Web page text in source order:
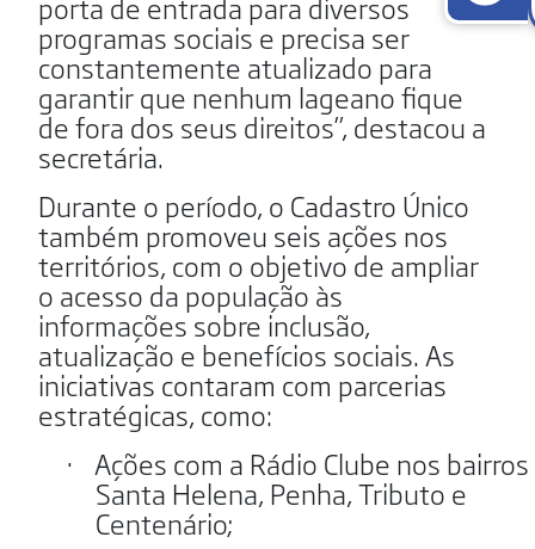
programas sociais e precisa ser
constantemente atualizado para
garantir que nenhum lageano fique
de fora dos seus direitos”, destacou a
secretária.
Durante o período, o Cadastro Único
também promoveu seis ações nos
territórios, com o objetivo de ampliar
o acesso da população às
informações sobre inclusão,
atualização e benefícios sociais. As
iniciativas contaram com parcerias
estratégicas, como:
· Ações com a Rádio Clube nos bairros
Santa Helena, Penha, Tributo e
Centenário;